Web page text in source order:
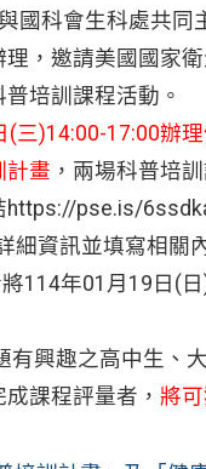
國科會生科處共同
，邀請美國國家
培訓課程活動。
(三)14:00-17:00辦
計畫 ，兩場科普培
https://pse.is/
資訊並填寫相關
114年01月19日(
興趣之高中生、
課程評量者， 將